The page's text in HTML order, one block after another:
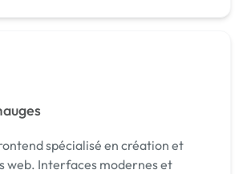
spécialisé en création et
web. Interfaces modernes et